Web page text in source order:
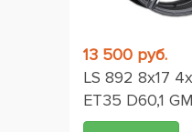
13 500 руб.
LS 892 8x17
ET35 D60,1